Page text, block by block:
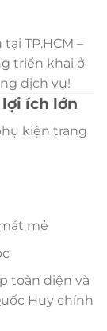
TP.HCM –
triển khai ở
dịch vụ!
lợi ích lớn
kiện trang
mẻ
toàn diện và
Huy chính